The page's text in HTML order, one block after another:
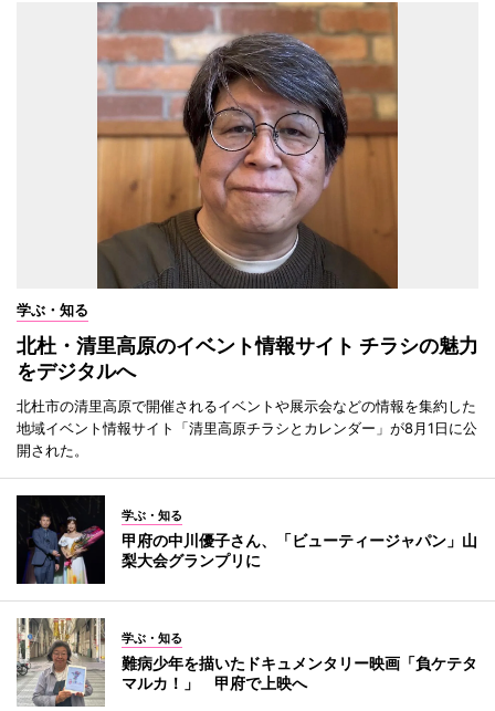
学ぶ・知る
北杜・清里高原のイベント情報サイト チラシの魅力
をデジタルへ
北杜市の清里高原で開催されるイベントや展示会などの情報を集約した
地域イベント情報サイト「清里高原チラシとカレンダー」が8月1日に公
開された。
学ぶ・知る
甲府の中川優子さん、「ビューティージャパン」山
梨大会グランプリに
学ぶ・知る
難病少年を描いたドキュメンタリー映画「負ケテタ
マルカ！」 甲府で上映へ